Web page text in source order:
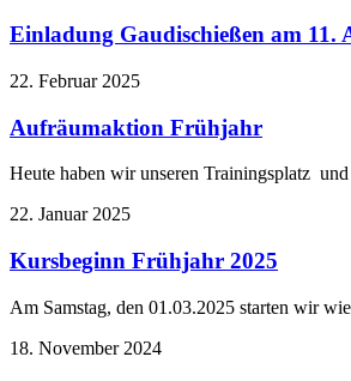
Einladung Gaudischießen am 11.
22. Februar 2025
Aufräumaktion Frühjahr
Heute haben wir unseren Trainingsplatz
22. Januar 2025
Kursbeginn Frühjahr 2025
Am Samstag, den 01.03.2025 starten wir
18. November 2024